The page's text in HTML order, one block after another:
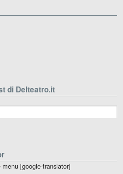
di Delteatro.it
[google-translator]